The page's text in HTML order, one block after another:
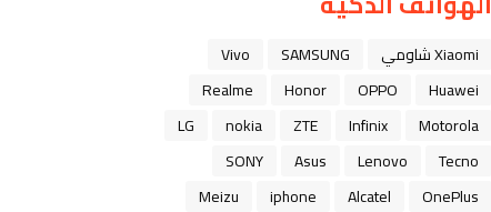
Xiaomi شاومي SAMSUNG
Vivo
Huawei
OPPO
Honor
Realme
Motorola
Infinix
ZTE
nokia
LG
Tecno
Lenovo
Asus
SONY
OnePlus
Alcatel
iphone
Meizu